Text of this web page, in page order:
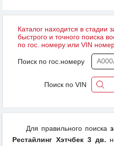
Каталог находится в стадии
быстрого и точного поиска
по гос. номеру или VIN
Поиск по гос.номеру
Поиск по VIN
Для правильного поиска
Рестайлинг Хэтчбек 3 дв.